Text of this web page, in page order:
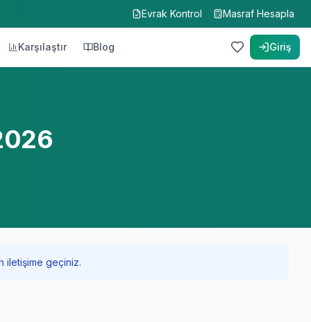
Evrak Kontrol Masraf Hesapla
Karşılaştır Blog Giriş
iletişime geçiniz.